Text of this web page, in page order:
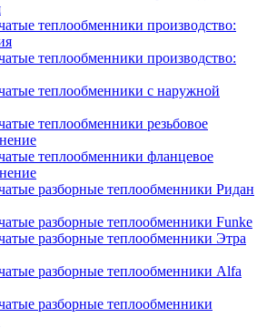
теплообменники производство:
теплообменники производство:
теплообменники с наружной
теплообменники резьбовое
теплообменники фланцевое
разборные теплообменники Ридан
разборные теплообменники Funke
разборные теплообменники Этра
разборные теплообменники Alfa
разборные теплообменники